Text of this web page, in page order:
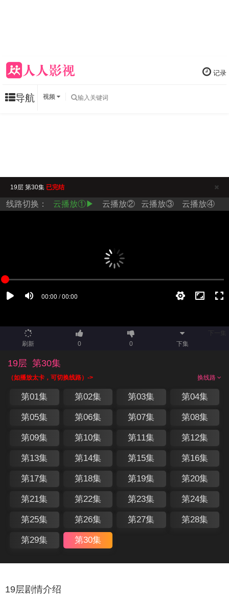
记录
导航 视频
19层 第30集 已完结
刷新 0 0 下集
19层 第30集
换线路
（如播放太卡，可切换线路）->
第01集 第02集 第03集 第04集
第05集 第06集 第07集 第08集
第09集 第10集 第11集 第12集
第13集 第14集 第15集 第16集
第17集 第18集 第19集 第20集
第21集 第22集 第23集 第24集
第25集 第26集 第27集 第28集
第29集 第30集
19层剧情介绍